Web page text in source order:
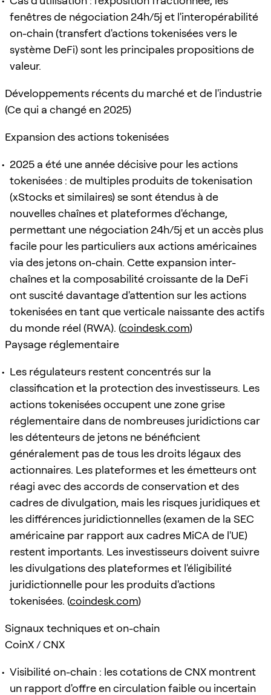
fenêtres de négociation 24h/5j et l'interopérabilité
on-chain (transfert d'actions tokenisées vers le
système DeFi) sont les principales propositions de
valeur.
Développements récents du marché et de l'industrie
(Ce qui a changé en 2025)
Expansion des actions tokenisées
2025 a été une année décisive pour les actions
tokenisées : de multiples produits de tokenisation
(xStocks et similaires) se sont étendus à de
nouvelles chaînes et plateformes d'échange,
permettant une négociation 24h/5j et un accès plus
facile pour les particuliers aux actions américaines
via des jetons on-chain. Cette expansion inter-
chaînes et la composabilité croissante de la DeFi
ont suscité davantage d'attention sur les actions
tokenisées en tant que verticale naissante des actifs
du monde réel (RWA). (coindesk.com)
Paysage réglementaire
Les régulateurs restent concentrés sur la
classification et la protection des investisseurs. Les
actions tokenisées occupent une zone grise
réglementaire dans de nombreuses juridictions car
les détenteurs de jetons ne bénéficient
généralement pas de tous les droits légaux des
actionnaires. Les plateformes et les émetteurs ont
réagi avec des accords de conservation et des
cadres de divulgation, mais les risques juridiques et
les différences juridictionnelles (examen de la SEC
américaine par rapport aux cadres MiCA de l'UE)
restent importants. Les investisseurs doivent suivre
les divulgations des plateformes et l'éligibilité
juridictionnelle pour les produits d'actions
tokenisées. (coindesk.com)
Signaux techniques et on-chain
CoinX / CNX
Visibilité on-chain : les cotations de CNX montrent
un rapport d'offre en circulation faible ou incertain